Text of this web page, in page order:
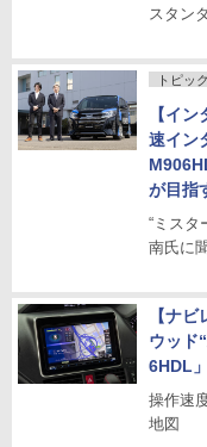
スタン
トピック
【イ
速イン
が目指
“ミスタ
南氏に
【ナ
ウッド
6HDL
操作速
地図